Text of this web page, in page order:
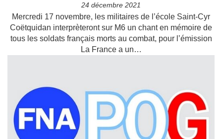
24 décembre 2021
Mercredi 17 novembre, les militaires de l’école Saint-Cyr
Coëtquidan interprèteront sur M6 un chant en mémoire de
tous les soldats français morts au combat, pour l’émission
La France a un…